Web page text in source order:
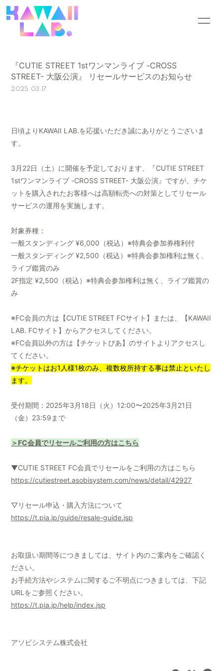
SCHEDULE PROFILE
PHOTO Q&A
会員登録
『CUTIE STREET 1stワンマンライブ -CROSS
STREET- 大阪公演』 リセールサービスのお知らせ
2025.03.17
日頃よりKAWAII LAB.を応援いただき誠にありがとうございま
す。
3月22日（土）に開催を予定しております、『CUTIE STREET
1stワンマンライブ -CROSS STREET- 大阪公演』ですが、チケ
ットを購入されたお客様へは高額転売への対策としてリセール
サービスの運用を実施します。
対象券種：
一般スタンディング ¥6,000（税込）※特典会参加券権利付
一般スタンディング ¥2,500（税込）※特典会参加権利は無く、
ライブ鑑賞のみ
2F指定 ¥2,500（税込）※特典会参加権利は無く、ライブ鑑賞の
み
※FC会員の方は【CUTIE STREET FCサイト】または、【KAWAII
LAB. FCサイト】からアクセスしてください。
※FC会員以外の方は【チケットぴあ】のサイトよりアクセスし
てください。
※チケットはお1人様1枚のみ、複数枚所持する事は禁止といたし
ます。
受付期間：2025年3月18日（火）12:00〜2025年3月21日
（金）23:59まで
＞FC会員でリセールご利用の方はこちら
▼CUTIE STREET FC会員でリセールをご利用の方はこちら
https://cutiestreet.asobisystem.com/news/detail/42927
▽リセール申込・購入方法について
https://t.pia.jp/guide/resale-guide.jsp
お取扱い期間等につきましては、サイト内のご案内をご確認く
ださい。
お手続方法やシステムに関するご不明点につきましては、下記
URLをご参照ください。
https://t.pia.jp/help/index.jsp
アソビシステム株式会社